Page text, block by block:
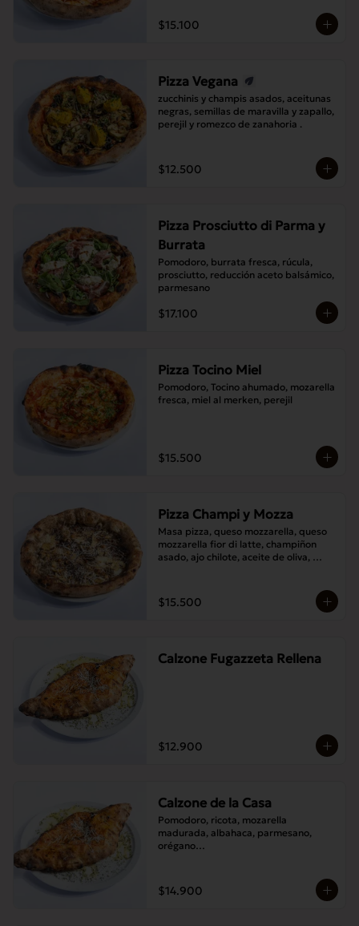
$15.100
Pizza Vegana
zucchinis y champis asados, aceitunas
negras, semillas de maravilla y zapallo,
perejil y romezco de zanahoria .
$12.500
Pizza Prosciutto di Parma y
Burrata
Pomodoro, burrata fresca, rúcula,
prosciutto, reducción aceto balsámico,
parmesano
$17.100
Pizza Tocino Miel
Pomodoro, Tocino ahumado, mozarella
fresca, miel al merken, perejil
$15.500
Pizza Champi y Mozza
Masa pizza, queso mozzarella, queso
mozzarella fior di latte, champiñon
asado, ajo chilote, aceite de oliva,
$15.500
Calzone Fugazzeta Rellena
$12.900
Calzone de la Casa
Pomodoro, ricota, mozarella
madurada, albahaca, parmesano,
orégano
Champignones asados,
Berenjenas asadas.
$14.900